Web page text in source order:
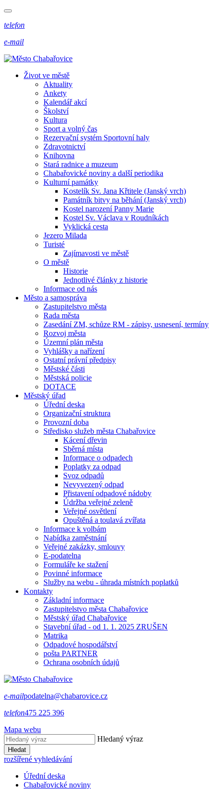
telefon
e-mail
Život ve městě
Aktuality
Ankety
Kalendář akcí
Školství
Kultura
Sport a volný čas
Rezervační systém Sportovní haly
Zdravotnictví
Knihovna
Stará radnice a muzeum
Chabařovické noviny a další periodika
Kulturní památky
Kostelík Sv. Jana Křtitele (Janský vrch)
Památník bitvy na běhání (Janský vrch)
Kostel narození Panny Marie
Kostel Sv. Václava v Roudníkách
Vyklická cesta
Jezero Milada
Turisté
Zajímavosti ve městě
O městě
Historie
Jednotlivé články z historie
Informace od nás
Město a samospráva
Zastupitelstvo města
Rada města
Zasedání ZM, schůze RM - zápisy, usnesení, termíny
Rozvoj města
Územní plán města
Vyhlášky a nařízení
Ostatní právní předpisy
Městské části
Městská policie
DOTACE
Městský úřad
Úřední deska
Organizační struktura
Provozní doba
Středisko služeb města Chabařovice
Kácení dřevin
Sběrná místa
Informace o odpadech
Poplatky za odpad
Svoz odpadů
Nevyvezený odpad
Přistavení odpadové nádoby
Údržba veřejné zeleně
Veřejné osvětlení
Opuštěná a toulavá zvířata
Informace k volbám
Nabídka zaměstnání
Veřejné zakázky, smlouvy
E-podatelna
Formuláře ke stažení
Povinné informace
Služby na webu - úhrada místních poplatků
Kontakty
Základní informace
Zastupitelstvo města Chabařovice
Městský úřad Chabařovice
Stavební úřad - od 1. 1. 2025 ZRUŠEN
Matrika
Odpadové hospodářství
pošta PARTNER
Ochrana osobních údajů
e-mailpodatelna@chabarovice.cz
telefon475 225 396
Mapa webu
Hledaný výraz
Hledat
rozšířené vyhledávání
Úřední deska
Chabařovické noviny